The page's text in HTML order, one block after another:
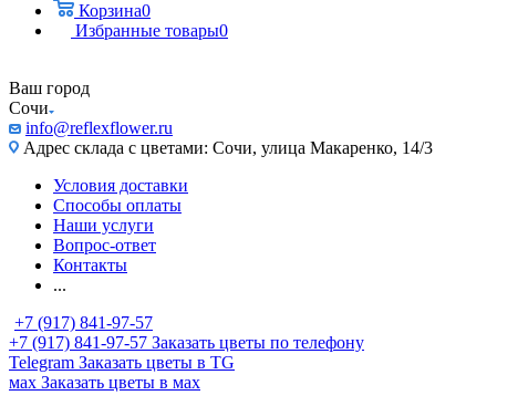
Корзина0
Избранные товары0
Ваш город
Сочи
info@reflexflower.ru
Адрес склада с цветами: Сочи, улица Макаренко, 14/3
Условия доставки
Способы оплаты
Наши услуги
Вопрос-ответ
Контакты
...
+7 (917) 841-97-57
+7 (917) 841-97-57 Заказать цветы по телефону
Telegram Заказать цветы в TG
мах Заказать цветы в мах